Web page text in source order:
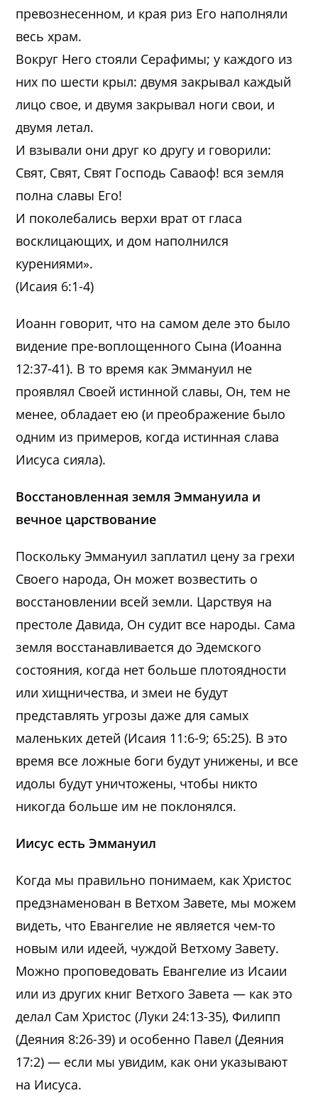
превознесенном, и края риз Его наполняли
весь храм.
Вокруг Него стояли Серафимы; у каждого из
них по шести крыл: двумя закрывал каждый
лицо свое, и двумя закрывал ноги свои, и
двумя летал.
И взывали они друг ко другу и говорили:
Свят, Свят, Свят Господь Саваоф! вся земля
полна славы Его!
И поколебались верхи врат от гласа
восклицающих, и дом наполнился
курениями».
(Исаия 6:1-4)
Иоанн говорит, что на самом деле это было
видение пре-воплощенного Сына (Иоанна
12:37-41). В то время как Эммануил не
проявлял Своей истинной славы, Он, тем не
менее, обладает ею (и преображение было
одним из примеров, когда истинная слава
Иисуса сияла).
Восстановленная земля Эммануила и
вечное царствование
Поскольку Эммануил заплатил цену за грехи
Своего народа, Он может возвестить о
восстановлении всей земли. Царствуя на
престоле Давида, Он судит все народы. Сама
земля восстанавливается до Эдемского
состояния, когда нет больше плотоядности
или хищничества, и змеи не будут
представлять угрозы даже для самых
маленьких детей (Исаия 11:6-9; 65:25). В это
время все ложные боги будут унижены, и все
идолы будут уничтожены, чтобы никто
никогда больше им не поклонялся.
Иисус есть Эммануил
Когда мы правильно понимаем, как Христос
предзнаменован в Ветхом Завете, мы можем
видеть, что Евангелие не является чем-то
новым или идеей, чуждой Ветхому Завету.
Можно проповедовать Евангелие из Исаии
или из других книг Ветхого Завета — как это
делал Сам Христос (Луки 24:13-35), Филипп
(Деяния 8:26-39) и особенно Павел (Деяния
17:2) — если мы увидим, как они указывают
на Иисуса.